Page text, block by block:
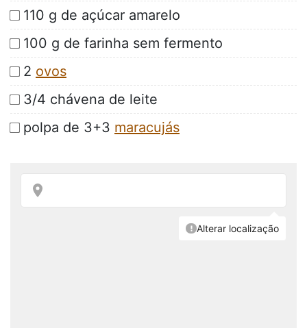
110 g de açúcar amarelo
100 g de farinha sem fermento
2 ovos
3/4 chávena de leite
polpa de 3+3 maracujás